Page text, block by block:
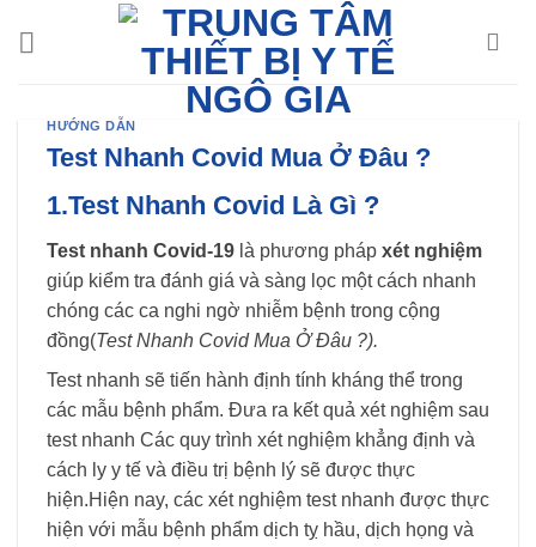
HƯỚNG DẪN
Test Nhanh Covid Mua Ở Đâu ?
1.Test Nhanh Covid Là Gì ?
Test nhanh Covid-19 là phương pháp xét nghiệm
giúp kiểm tra đánh giá và sàng lọc một cách nhanh
chóng các ca nghi ngờ nhiễm bệnh trong cộng
đồng(Test Nhanh Covid Mua Ở Đâu ?).
Test nhanh sẽ tiến hành định tính kháng thể trong
các mẫu bệnh phẩm. Đưa ra kết quả xét nghiệm sau
test nhanh Các quy trình xét nghiệm khẳng định và
cách ly y tế và điều trị bệnh lý sẽ được thực
hiện.Hiện nay, các xét nghiệm test nhanh được thực
hiện với mẫu bệnh phẩm dịch tỵ hầu, dịch họng và